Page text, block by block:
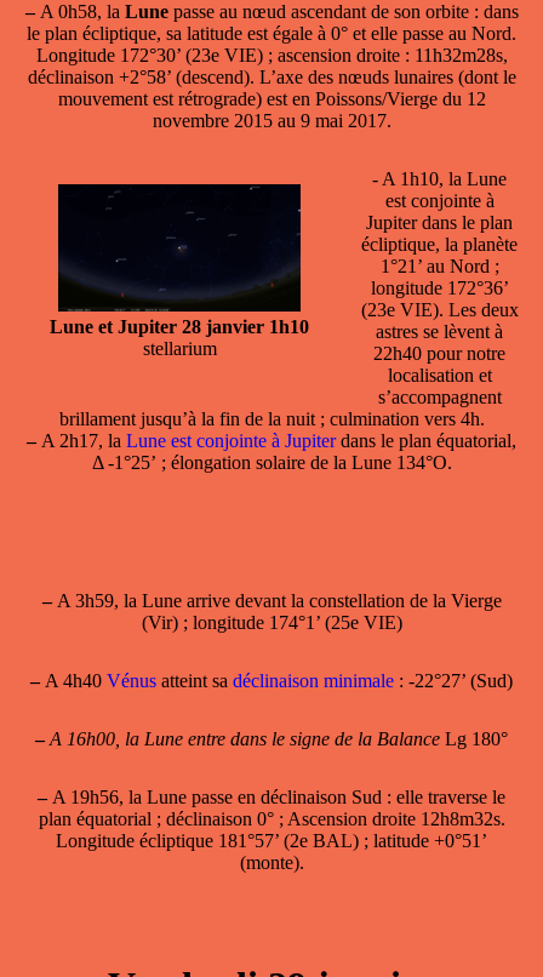
–A 0h58, la Lunepasse au nœud ascendantde son orbite : dans
le plan écliptique, sa latitude est égale à 0° et elle passe au Nord.
Longitude 172°30’ (23e VIE) ; ascension droite : 11h32m28s,
déclinaison +2°58’ (descend). L’axe des nœuds lunaires (dont le
mouvement est rétrograde) est en Poissons/Vierge du 12
novembre 2015 au 9 mai 2017.
Lune et Jupiter 28 janvier 1h10
stellarium
- A 1h10, la Lune
est conjointe à
Jupiterdans le plan
écliptique, la planète
1°21’ au Nord ;
longitude 172°36’
(23e VIE). Les deux
astres se lèvent à
22h40 pour notre
localisation et
s’accompagnent
brillament jusqu’à la fin de la nuit ; culmination vers 4h.
–A 2h17, la Lune est conjointe à Jupiterdans le plan équatorial,
Δ -1°25’ ; élongation solaire de la Lune 134°O.
–A 3h59, la Lune arrive devant la constellation de la Vierge
(Vir) ; longitude 174°1’ (25e VIE)
–A 4h40 Vénus atteint sa déclinaison minimale : -22°27’ (Sud)
– A 16h00, la Lune entre dans le signe de la Balance Lg 180°
–A 19h56, la Lune passe en déclinaison Sud : elle traverse le
plan équatorial ; déclinaison 0° ; Ascension droite 12h8m32s.
Longitude écliptique 181°57’ (2e BAL) ; latitude +0°51’
(monte).